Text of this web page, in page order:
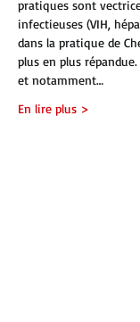
pratiques sont
infectieuses (VIH,
dans la pratique de
plus en plus
et notamment…
En lire plus >